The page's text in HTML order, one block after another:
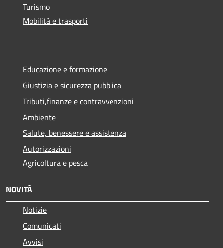
Turismo
Mobilità e trasporti
Educazione e formazione
Giustizia e sicurezza pubblica
Tributi,finanze e contravvenzioni
Ambiente
Salute, benessere e assistenza
Autorizzazioni
Agricoltura e pesca
NOVITÀ
Notizie
Comunicati
Avvisi